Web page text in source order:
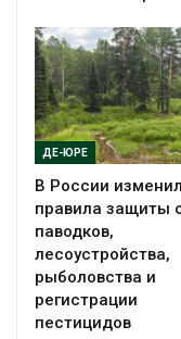
ДЕ-ЮРЕ
В России
правила защиты
паводков,
лесоустройства,
рыболовства и
регистрации
пестицидов